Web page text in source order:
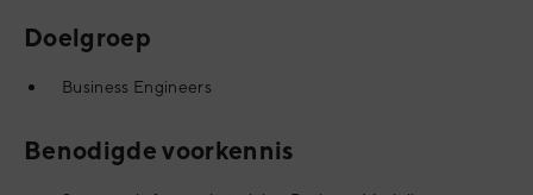
Doelgroep
Business Engineers
Benodigde voorkennis